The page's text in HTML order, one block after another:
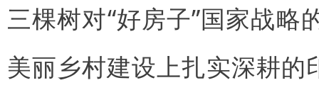
三棵树对“好房子”国家战
美丽乡村建设上扎实深耕的